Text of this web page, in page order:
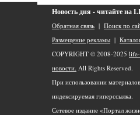
Новость дня - читайте на
Обратная связь | Поиск по
Размещение рекламы |
COPYRIGHT © 2008-2025
новости. All Rights Reserved.
При использовании
индексируемая гиперссылка.
Сетевое издание «Портал